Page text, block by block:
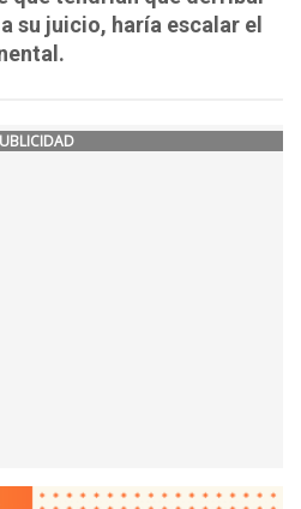
su juicio, haría escalar el